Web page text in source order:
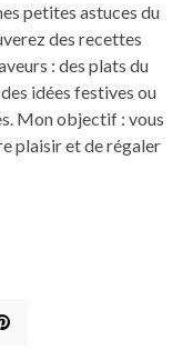
petites astuces du
des recettes
: des plats du
idées festives ou
Mon objectif : vous
plaisir et de régaler